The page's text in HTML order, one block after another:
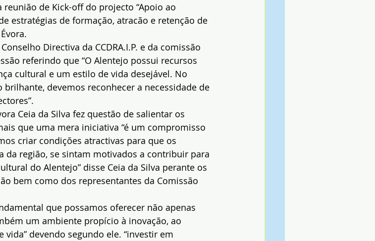
de Kick-off do projecto “Apoio ao
estratégias de formação, atracão e retenção de
Directiva da CCDRA.I.P. e da comissão
referindo que “O Alentejo possui recursos
cultural e um estilo de vida desejável. No
devemos reconhecer a necessidade de
Ceia da Silva fez questão de salientar os
que uma mera iniciativa “é um compromisso
criar condições atractivas para que os
da região, se sintam motivados a contribuir para
do Alentejo” disse Ceia da Silva perante os
bem como dos representantes da Comissão
que possamos oferecer não apenas
um ambiente propício à inovação, ao
devendo segundo ele. “investir em